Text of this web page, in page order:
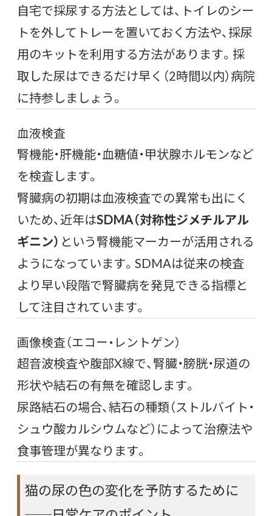
自宅で採尿する方法としては、トイレのシー
トを外してトレーを置いておく方法や、採尿
用のキットを利用する方法があります。採
取した尿はできるだけ早く（2時間以内）病院
に持参しましょう。
血液検査
腎機能・肝機能・血糖値・甲状腺ホルモンなど
を検査します。
腎臓病の初期は血液検査での異常も出にく
いため、近年はSDMA（対称性ジメチルアル
ギニン） という腎機能マーカーが活用される
ようになっています。SDMAは従来の検査
より早い段階で腎臓病を発見できる指標と
して注目されています。
画像検査（エコー・レントゲン）
超音波検査や腹部X線で、腎臓・膀胱・尿道の
形状や結石の有無を確認します。
尿路結石の場合、結石の種類（ストルバイト・
シュウ酸カルシウムなど）によって治療法や
食事管理が異なります。
猫の尿の色の変化を予防するために